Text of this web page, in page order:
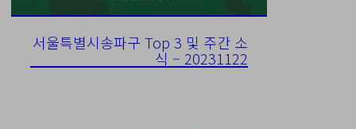
서울특별시송파구 Top 3 및 주간 소
식 – 20231122